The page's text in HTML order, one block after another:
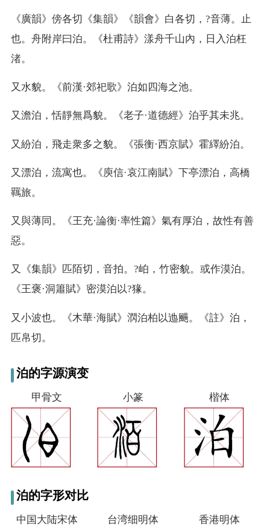
《廣韻》傍各切《集韻》《韻會》白各切，?音薄。止
也。舟附岸曰泊。《杜甫詩》漾舟千山內，日入泊枉
渚。
又水貌。《前漢·郊祀歌》泊如四海之池。
又澹泊，恬靜無爲貌。《老子·道德經》泊乎其未兆。
又 紛泊，飛走衆多之貌。《張衡·西京賦》霍繹紛泊。
又漂泊，流寓也。《庾信·哀江南賦》下亭漂泊，高橋
羈旅。
又與薄同。《王充·論衡·率性篇》氣有厚泊，故性有善
惡。
又
《集韻》匹陌切，音拍。?岶，竹密貌。或作漠泊。
《王褒·洞簫賦》密漠泊以?猭。
又小波也。《木華·海賦》㴸泊柏以迆颺。《註》泊，
匹帛切。
泊的字源演变
甲骨文 小篆 楷体
泊的字形对比
中国大陆宋体 台湾细明体 香港明体